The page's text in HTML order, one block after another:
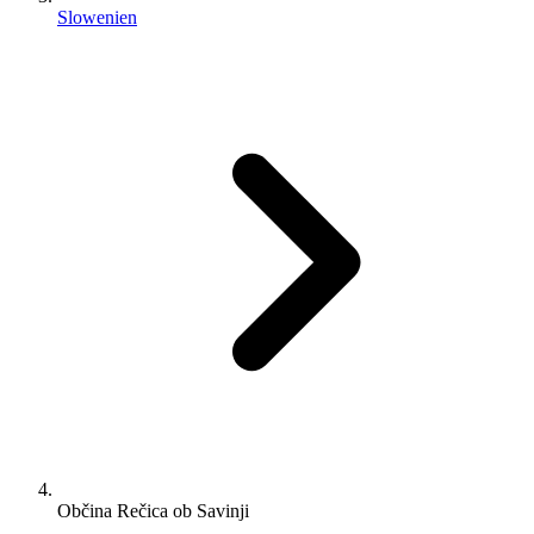
Slowenien
Občina Rečica ob Savinji